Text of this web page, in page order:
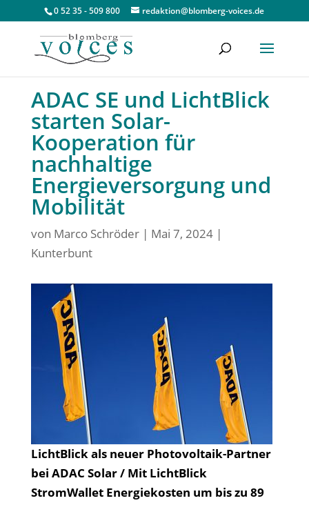
0 52 35 - 509 800 redaktion@blomberg-voices.de
ADAC SE und LichtBlick
starten Solar-
Kooperation für
nachhaltige
Energieversorgung und
Mobilität
von Marco Schröder| Mai 7, 2024|
Kunterbunt
LichtBlick als neuer Photovoltaik-Partner
bei ADAC Solar / Mit LichtBlick
StromWallet Energiekosten um bis zu 89